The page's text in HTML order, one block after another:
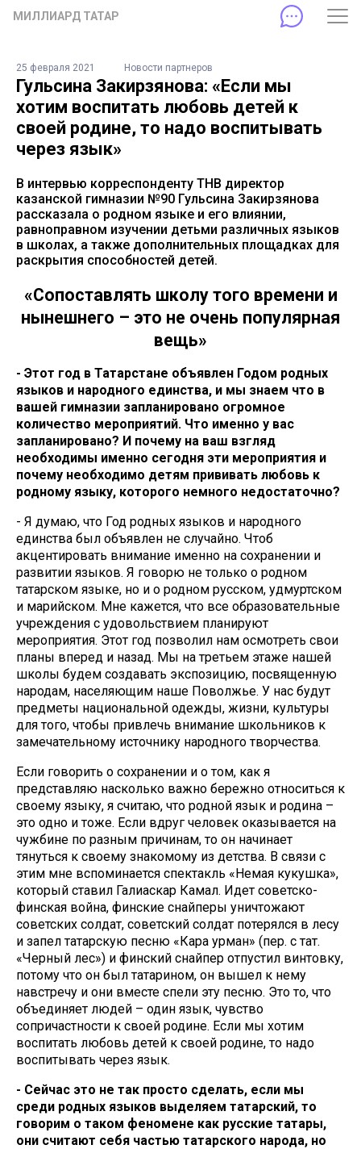
МИЛЛИАРД ТАТАР
25 февраля 2021 Новости партнеров
Гульсина Закирзянова: «Если мы
хотим воспитать любовь детей к
своей родине, то надо воспитывать
через язык»
В интервью корреспонденту ТНВ директор
казанской гимназии №90 Гульсина Закирзянова
рассказала о родном языке и его влиянии,
равноправном изучении детьми различных языков
в школах, а также дополнительных площадках для
раскрытия способностей детей.
«Сопоставлять школу того времени и
нынешнего – это не очень популярная
вещь»
- Этот год в Татарстане объявлен Годом родных
языков и народного единства, и мы знаем что в
вашей гимназии запланировано огромное
количество мероприятий. Что именно у вас
запланировано? И почему на ваш взгляд
необходимы именно сегодня эти мероприятия и
почему необходимо детям прививать любовь к
родному языку, которого немного недостаточно?
- Я думаю, что Год родных языков и народного
единства был объявлен не случайно. Чтоб
акцентировать внимание именно на сохранении и
развитии языков. Я говорю не только о родном
татарском языке, но и о родном русском, удмуртском
и марийском. Мне кажется, что все образовательные
учреждения с удовольствием планируют
мероприятия. Этот год позволил нам осмотреть свои
планы вперед и назад. Мы на третьем этаже нашей
школы будем создавать экспозицию, посвященную
народам, населяющим наше Поволжье. У нас будут
предметы национальной одежды, жизни, культуры
для того, чтобы привлечь внимание школьников к
замечательному источнику народного творчества.
Если говорить о сохранении и о том, как я
представляю насколько важно бережно относиться к
своему языку, я считаю, что родной язык и родина –
это одно и тоже. Если вдруг человек оказывается на
чужбине по разным причинам, то он начинает
тянуться к своему знакомому из детства. В связи с
этим мне вспоминается спектакль «Немая кукушка»,
который ставил Галиаскар Камал. Идет советско-
финская война, финские снайперы уничтожают
советских солдат, советский солдат потерялся в лесу
и запел татарскую песню «Кара урман» (пер. с тат.
«Черный лес») и финский снайпер отпустил винтовку,
потому что он был татарином, он вышел к нему
навстречу и они вместе спели эту песню. Это то, что
объединяет людей – один язык, чувство
сопричастности к своей родине. Если мы хотим
воспитать любовь детей к своей родине, то надо
воспитывать через язык.
- Сейчас это не так просто сделать, если мы
среди родных языков выделяем татарский, то
говорим о таком феномене как русские татары,
они считают себя частью татарского народа, но